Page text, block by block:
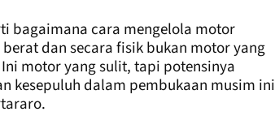
bagaimana cara mengelola motor
dan secara fisik bukan motor yang
motor yang sulit, tapi potensinya
kesepuluh dalam pembukaan musim ini